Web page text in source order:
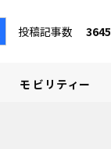
モビリティー
投稿記事数 3645